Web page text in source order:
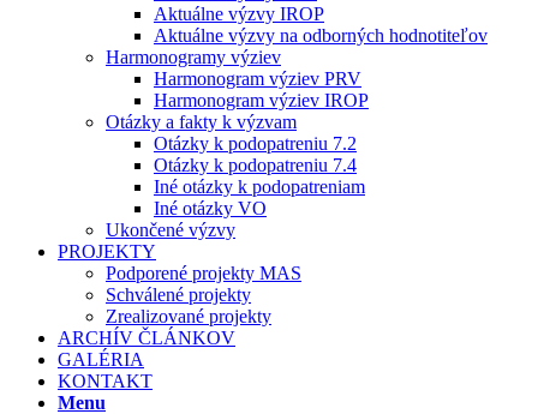
Aktuálne výzvy IROP
Aktuálne výzvy na odborných hodnotiteľov
Harmonogramy výziev
Harmonogram výziev PRV
Harmonogram výziev IROP
Otázky a fakty k výzvam
Otázky k podopatreniu 7.2
Otázky k podopatreniu 7.4
Iné otázky k podopatreniam
Iné otázky VO
Ukončené výzvy
PROJEKTY
Podporené projekty MAS
Schválené projekty
Zrealizované projekty
ARCHÍV ČLÁNKOV
GALÉRIA
KONTAKT
Menu